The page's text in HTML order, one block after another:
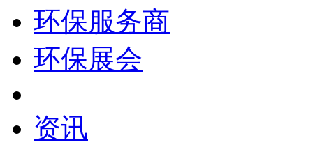
环保服务商
环保展会
资讯